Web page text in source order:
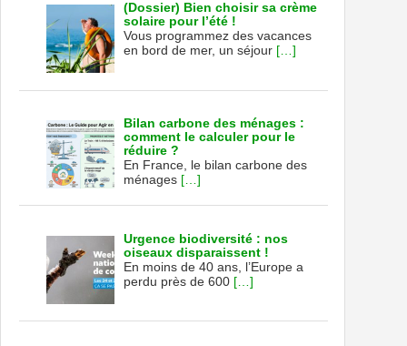
(Dossier) Bien choisir sa crème
solaire pour l’été !
Vous programmez des vacances
en bord de mer, un séjour […]
Bilan carbone des ménages :
comment le calculer pour le
réduire ?
En France, le bilan carbone des
ménages […]
Urgence biodiversité : nos
oiseaux disparaissent !
En moins de 40 ans, l’Europe a
perdu près de 600 […]